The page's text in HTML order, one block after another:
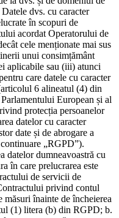
dvs. cu caracter
în scopuri de
acordat Operatorului de
cele menționate mai sus
unui consimțământ
aplicabile sau (iii) atunci
care datele cu caracter
6 alineatul (4) din
European și al
protecția persoanelor
datelor cu caracter
date și de abrogare a
„RGPD”).
datelor dumneavoastră cu
în care prelucrarea este
de servicii de
privind contul
măsuri înainte de încheierea
(1) litera (b) din RGPD; b.